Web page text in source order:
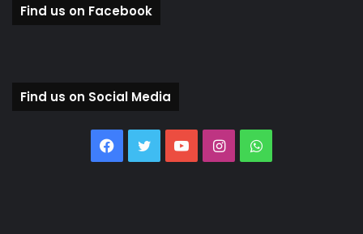
Find us on Facebook
Find us on Social Media
Facebook
TwitterYouTubeInstagramWhatsApp